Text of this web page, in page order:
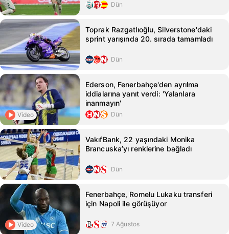
Dün
Toprak Razgatlıoğlu, Silverstone'daki
sprint yarışında 20. sırada tamamladı
Dün
Video
Ederson, Fenerbahçe'den ayrılma
iddialarına yanıt verdi: 'Yalanlara
inanmayın'
Dün
VakıfBank, 22 yaşındaki Monika
Brancuska’yı renklerine bağladı
Dün
Video
Fenerbahçe, Romelu Lukaku transferi
için Napoli ile görüşüyor
7 Ağustos